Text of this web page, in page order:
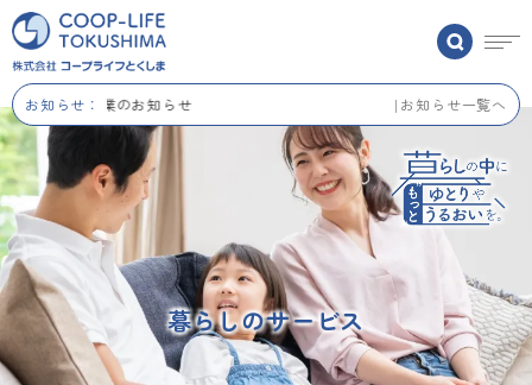
お知らせ：
夏季休業のお知らせ お知らせ一覧へ
暮らしのサービス